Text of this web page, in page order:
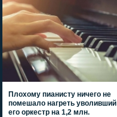
Плохому пианисту ничего не
помешало нагреть уволивший
его оркестр на 1,2 млн.